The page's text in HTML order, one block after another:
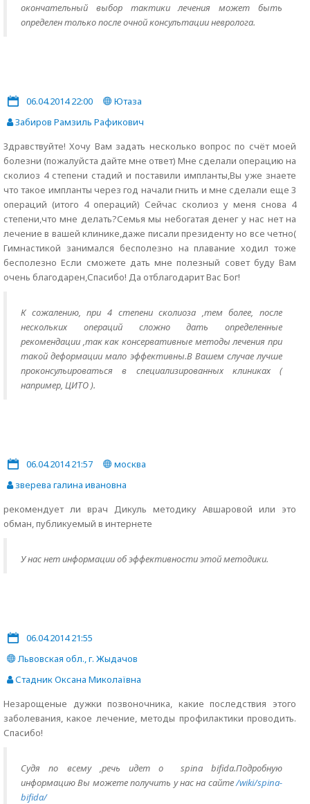
окончательный выбор тактики лечения может быть
определен только после очной консультации невролога.
06.04.2014 22:00
Ютаза
Забиров Рамзиль Рафикович
Здравствуйте! Хочу Вам задать несколько вопрос по счёт моей
болезни (пожалуйста дайте мне ответ) Мне сделали операцию на
сколиоз 4 степени стадий и поставили импланты,Вы уже знаете
что такое импланты через год начали гнить и мне сделали еще 3
операций (итого 4 операций) Сейчас сколиоз у меня снова 4
степени,что мне делать?Семья мы небогатая денег у нас нет на
лечение в вашей клинике,даже писали президенту но все четно(
Гимнастикой занимался бесполезно на плавание ходил тоже
бесполезно Если сможете дать мне полезный совет буду Вам
очень благодарен,Спасибо! Да отблагодарит Вас Бог!
К сожалению, при 4 степени сколиоза ,тем более, после
нескольких операций сложно дать определенные
рекомендации ,так как консервативные методы лечения при
такой деформации мало эффективны.В Вашем случае лучше
проконсульироваться в специализированных клиниках (
например, ЦИТО ).
06.04.2014 21:57
москва
зверева галина ивановна
рекомендует ли врач Дикуль методику Авшаровой или это
обман, публикуемый в интернете
У нас нет информации об эффективности этой методики.
06.04.2014 21:55
Львовская обл., г. Жыдачов
Стадник Оксана Миколаївна
Незарощеные дужки позвоночника, какие последствия этого
заболевания, какое лечение, методы профилактики проводить.
Спасибо!
Судя по всему ,речь идет о spina bifida.Подробную
информацию Вы можете получить у нас на сайте/wiki/spina-
bifida/